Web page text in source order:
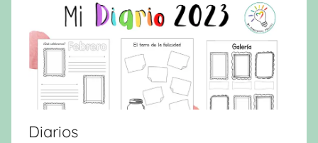
Diarios